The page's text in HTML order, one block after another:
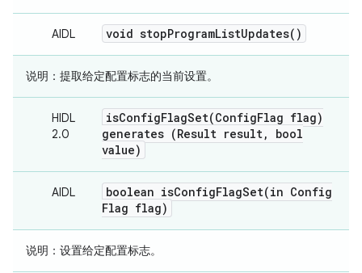
AIDL void stopProgramListUpdates( )
说明： 提取给定配置标志的当前设置。
HIDL
2.0
isConfigFlagSet(ConfigFlag flag)
generates (Result result,
bool
value)
AIDL boolean isConfigFlagSet(in Config
Flag flag)
说明 ：设置给定配置标志。